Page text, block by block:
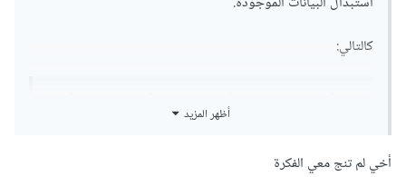
كالتالي:
أظهر المزيد
أخي لم تنج معي الفكرة